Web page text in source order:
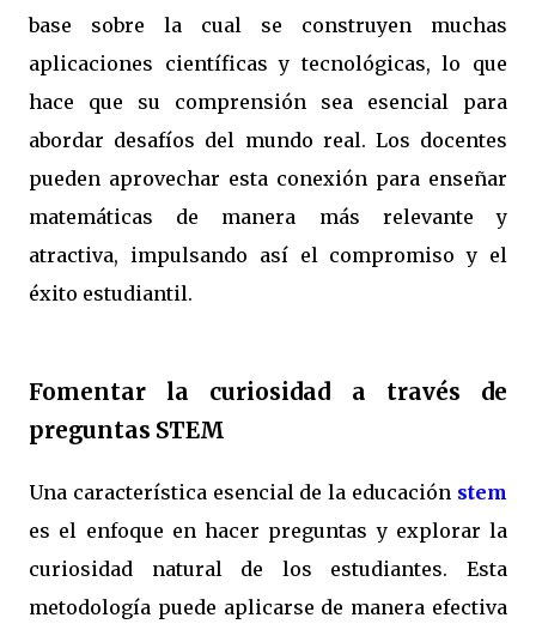
base sobre la cual se construyen muchas
aplicaciones científicas y tecnológicas, lo que
hace que su comprensión sea esencial para
abordar desafíos del mundo real. Los docentes
pueden aprovechar esta conexión para enseñar
matemáticas de manera más relevante y
atractiva, impulsando así el compromiso y el
éxito estudiantil.
Fomentar la curiosidad a través de
preguntas STEM
Una característica esencial de la educación stem
es el enfoque en hacer preguntas y explorar la
curiosidad natural de los estudiantes. Esta
metodología puede aplicarse de manera efectiva